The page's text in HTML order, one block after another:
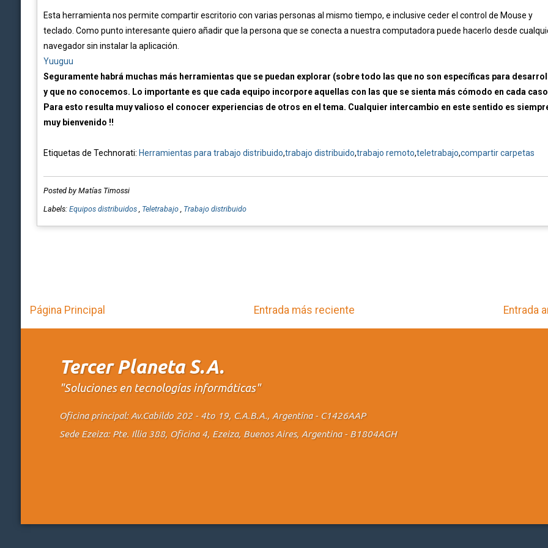
Esta herramienta nos permite compartir escritorio con varias personas al mismo tiempo, e inclusive ceder el control de Mouse y
teclado. Como punto interesante quiero añadir que la persona que se conecta a nuestra computadora puede hacerlo desde
navegador sin instalar la aplicación.
Yuuguu
Seguramente habrá muchas más herramientas que se puedan explorar (sobre todo las que no son específicas para
y que no conocemos. Lo importante es que cada equipo incorpore aquellas con las que se sienta más cómodo en cada
Para esto resulta muy valioso el conocer experiencias de otros en el tema. Cualquier intercambio en este sentido es
muy bienvenido !!
Etiquetas de Technorati: Herramientas para trabajo distribuido,trabajo distribuido,trabajo remoto,teletrabajo,compartir carpetas
Posted by Matías Timossi
Labels: Equipos distribuidos Teletrabajo Trabajo distribuido
Entrada más reciente Entrada
Página Principal
Tercer Planeta S.A.
"Soluciones en tecnologías informáticas"
Oficina principal: Av.Cabildo 202 - 4to 19, C.A.B.A., Argentina - C1426AAP
Sede Ezeiza: Pte. Illia 388, Oficina 4, Ezeiza, Buenos Aires, Argentina - B1804AGH